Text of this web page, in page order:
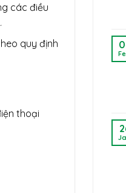
các điều
quy định
thoại